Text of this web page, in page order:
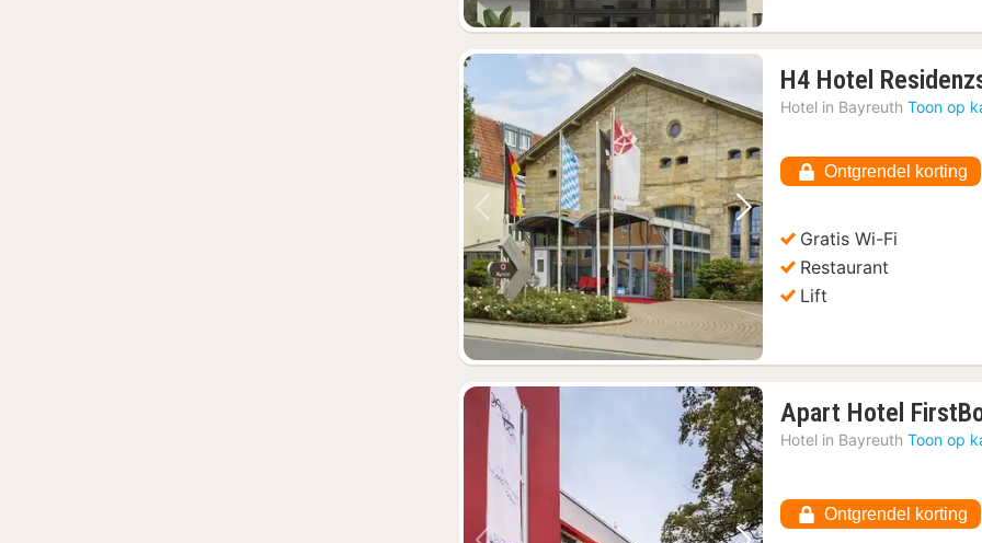
Vorige foto Volgende foto
H4 Hotel
Hotel in Bayreuth Toon op
Ontgrendel korting
Gratis Wi-Fi
Restaurant
Lift
Apart Hotel
Hotel in Bayreuth Toon op
Ontgrendel korting